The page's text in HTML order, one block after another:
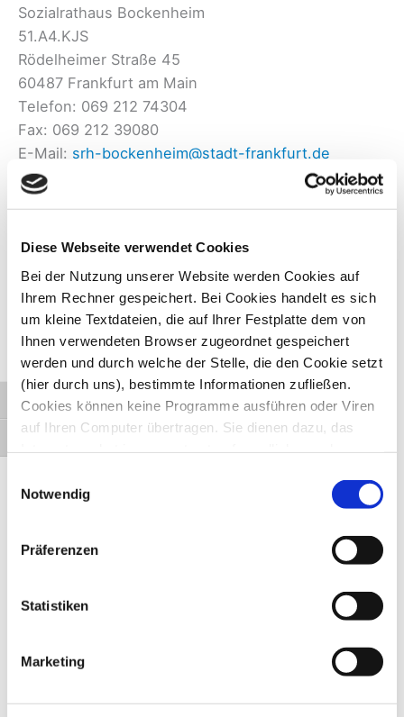
Diese Webseite verwendet Cookies
Bei der Nutzung unserer Website werden Cookies auf
Ihrem Rechner gespeichert. Bei Cookies handelt es sich
um kleine Textdateien, die auf Ihrer Festplatte dem von
Ihnen verwendeten Browser zugeordnet gespeichert
werden und durch welche der Stelle, die den Cookie setzt
(hier durch uns), bestimmte Informationen zufließen.
Cookies können keine Programme ausführen oder Viren
auf Ihren Computer übertragen. Sie dienen dazu, das
auf Ihrem Gerät speichern, wenn diese für den Betrieb
dieser Seite unbedingt notwendig sind. Für alle anderen
Notwendig
Präferenzen
Statistiken
Marketing
Umschalten auf hohe Kontraste
Sozialrathaus Bockenheim
51.A4.KJS
Rödelheimer Straße 45
60487 Frankfurt am Main
Telefon: 069 212 74304
Fax: 069 212 39080
E-Mail: srh-bockenheim@stadt-frankfurt.de
Internet:
51.A1.KJS
Eulengasse 64
60385 Frankfurt am Main
Telefon: 069 212 30547
Fax: 069 212 30734
E-Mail: srh-ost@stadt-frankfurt.de
Internet:Sozialrathaus Ost (Bornheim)
Sozialrathaus Ost (Bergen-Enkheim)
51.A1.KJS
60388 Frankfurt am Main
Fax: 069 212 41297
Internet:Sozialrathaus Ost (Bergen Enkheim)
51.A6.KJS